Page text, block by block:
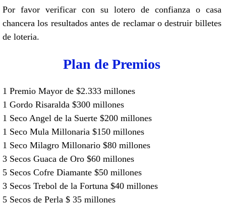
Por favor verificar con su lotero de confianza o casa
chancera los resultados antes de reclamar o destruir billetes
de loteria.
Plan de Premios
1 Premio Mayor de $2.333 millones
1 Gordo Risaralda $300 millones
1 Seco Angel de la Suerte $200 millones
1 Seco Mula Millonaria $150 millones
1 Seco Milagro Millonario $80 millones
3 Secos Guaca de Oro $60 millones
5 Secos Cofre Diamante $50 millones
3 Secos Trebol de la Fortuna $40 millones
5 Secos de Perla $ 35 millones